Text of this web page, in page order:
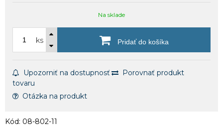
Na sklade
ks Pridať do košíka
Upozorniť na dostupnosť
tovaru
Porovnať produkt
Otázka na produkt
Kód: 08-802-11